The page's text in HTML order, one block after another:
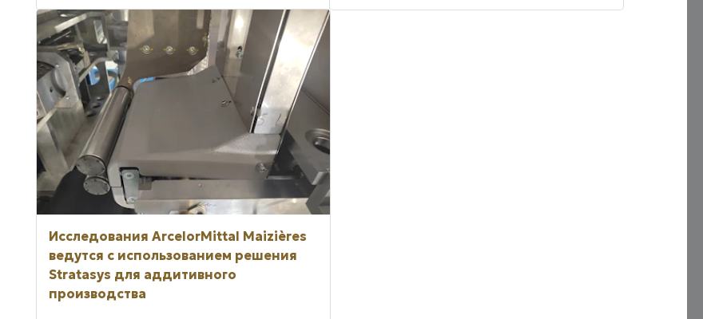
Исследования ArcelorMittal Maizières
ведутся с использованием решения
Stratasys для аддитивного
производства